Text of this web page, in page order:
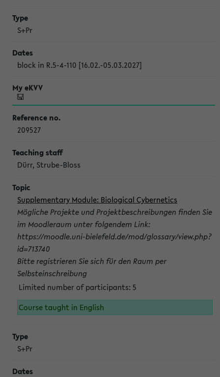
S+Pr
block in R.5-4-110 [16.02.-05.03.2027]
209527
Dürr, Strube-Bloss
Supplementary Module: Biological Cybernetics
Mögliche Projekte und Projektbeschreibungen finden Sie
im Moodleraum unter folgendem Link:
https://moodle.uni-bielefeld.de/mod/glossary/view.php?
id=713740
Bitte registrieren Sie sich für den Raum per
Selbsteinschreibung
Limited number of participants: 5
Course taught in English
S+Pr